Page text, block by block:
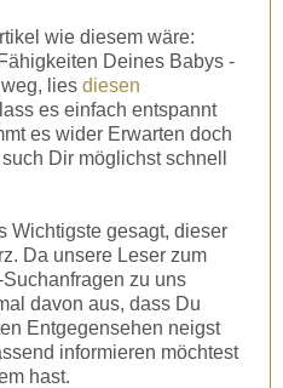
wie diesem wäre:
Deines Babys -
lies diesen
es einfach entspannt
es wider Erwarten doch
Dir möglichst schnell
Wichtigste gesagt, dieser
Da unsere Leser zum
zu uns
davon aus, dass Du
Entgegensehen neigst
informieren möchtest
hast.